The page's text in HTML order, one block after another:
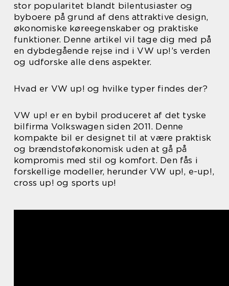
stor popularitet blandt bilentusiaster og
byboere på grund af dens attraktive design,
økonomiske køreegenskaber og praktiske
funktioner. Denne artikel vil tage dig med på
en dybdegående rejse ind i VW up!’s verden
og udforske alle dens aspekter.
Hvad er VW up! og hvilke typer findes der?
VW up! er en bybil produceret af det tyske
bilfirma Volkswagen siden 2011. Denne
kompakte bil er designet til at være praktisk
og brændstoføkonomisk uden at gå på
kompromis med stil og komfort. Den fås i
forskellige modeller, herunder VW up!, e-up!,
cross up! og sports up!